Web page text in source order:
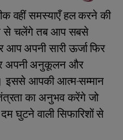
वहीं समस्याएँ हल करने की
से चलेंगे तब आप सबसे
अपनी सारी ऊर्जा फिर
अपनी अनुकूलन और
इससे आपकी आत्म-सम्मान
का अनुभव करेंगे जो
घुटने वाली सिफारिशों से